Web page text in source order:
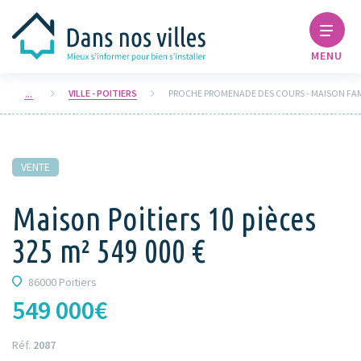
MENU
VILLE - POITIERS
VENTE
Maison Poitiers 10 pièces
325 m² 549 000 €
86000 Poitiers
549 000€
Réf. 2087